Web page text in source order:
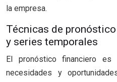
la empresa.
Técnicas de
y series temporales
El pronóstico financiero es
necesidades y